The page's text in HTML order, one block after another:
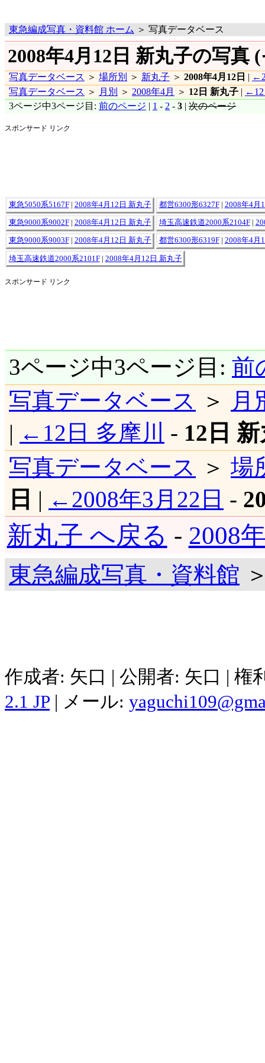
東急編成写真・資料館 ホーム ＞ 写真データベース
2008年4月12日 新丸子の写真
写真データベース ＞ 場所別 ＞ 新丸子 ＞ 2008年4月12日 |
写真データベース ＞ 月別 ＞ 2008年4月 ＞ 12日 新丸子 | ←12
3ページ中3ページ目: 前のページ | 1 - 2 - 3 | 次のページ
スポンサード リンク
東急5050系5167F| 2008年4月12日 新丸子 都営6300形6327F| 2008年4月
東急9000系9002F| 2008年4月12日 新丸子 埼玉高速鉄道2000系2104F|
東急9000系9003F| 2008年4月12日 新丸子 都営6300形6319F| 2008年4月
埼玉高速鉄道2000系2101F| 2008年4月12日 新丸子
スポンサード リンク
3ページ中3ページ目: 前
写真データベース
＞
月
| ←12日 多摩川 - 12日
写真データベース
＞ 場
日 | ←2008年3月22日 -
新丸子 へ戻る - 2008
東急編成写真・資料館
作成者: 矢口 | 公開者: 矢口 |
2.1 JP | メール: